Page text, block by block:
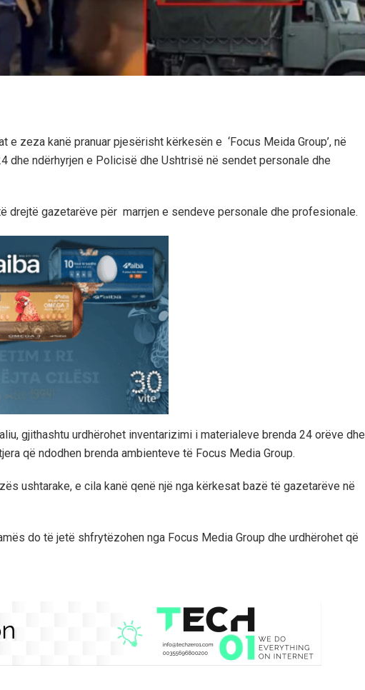
e zeza kanë pranuar pjesërisht kërkesën e ‘Focus Meida Group’, në
dhe ndërhyrjen e Policisë dhe Ushtrisë në sendet personale dhe
drejtë gazetarëve për marrjen e sendeve personale dhe profesionale.
gjithashtu urdhërohet inventarizimi i materialeve brenda 24 orëve dhe
që ndodhen brenda ambienteve të Focus Media Group.
ushtarake, e cila kanë qenë një nga kërkesat bazë të gazetarëve në
do të jetë shfrytëzohen nga Focus Media Group dhe urdhërohet që